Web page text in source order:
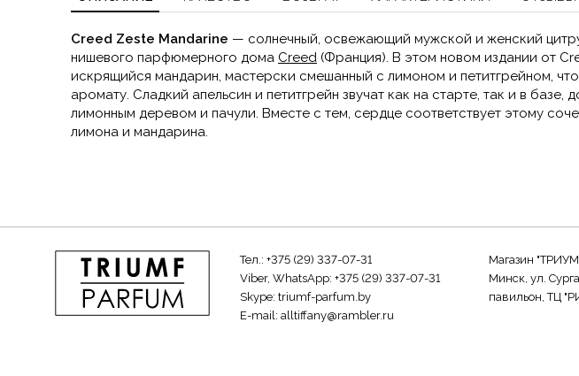
Creed Zeste Mandarine — солнечный, освежающий мужской и женский
нишевого парфюмерного дома Creed (Франция). В этом новом издании от
искрящийся мандарин, мастерски смешанный с лимоном и петитгрейном,
аромату. Сладкий апельсин и петитгрейн звучат как на старте, так и в базе,
лимонным деревом и пачули. Вместе с тем, сердце соответствует этому
лимона и мандарина.
Тел.: +375 (29) 337-07-31
Viber, WhatsApp: +375 (29) 337-07-31
Skype: triumf-parfum.by
E-mail: alltiffany@rambler.ru
Магазин
Минск, ул.
павильон, ТЦ